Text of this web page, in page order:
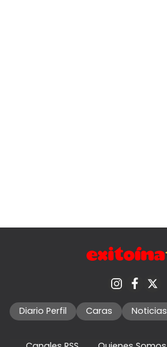
Diario Perfil Caras Noticias